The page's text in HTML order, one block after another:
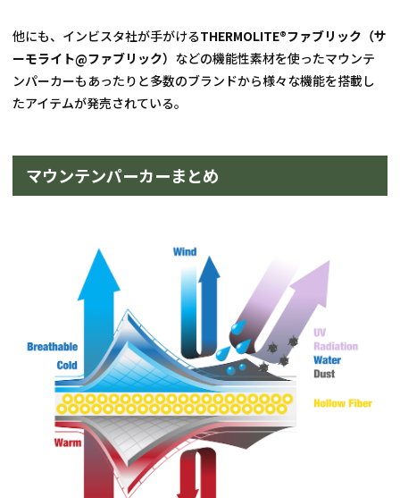
他にも、インビスタ社が手がけるTHERMOLITE®ファブリック（サ
ーモライト@ファブリック） などの機能性素材を使ったマウンテ
ンパーカーもあったりと多数のブランドから様々な機能を搭載し
たアイテムが発売されている。
マウンテンパーカーまとめ